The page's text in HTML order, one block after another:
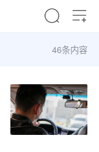
46条内容